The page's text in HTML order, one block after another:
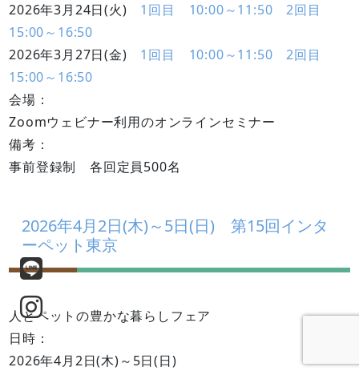
2026年3月24日(火) 1回目 10:00～11:50
2回目
15:00～16:50
2026年3月27日(金) 1回目 10:00～11:50
2回目
15:00～16:50
会場：
Zoomウェビナー利用のオンラインセミナー
備考：
事前登録制 各回定員500名
2026年4月2日(木)～5日(日) 第15回インタ
ーペット東京
人とペットの豊かな暮らしフェア
日時：
2026年4月2日(木)～5日(日)